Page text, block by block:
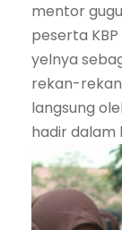
mentor
peserta
yelnya
rekan-
langsung
hadir dalam